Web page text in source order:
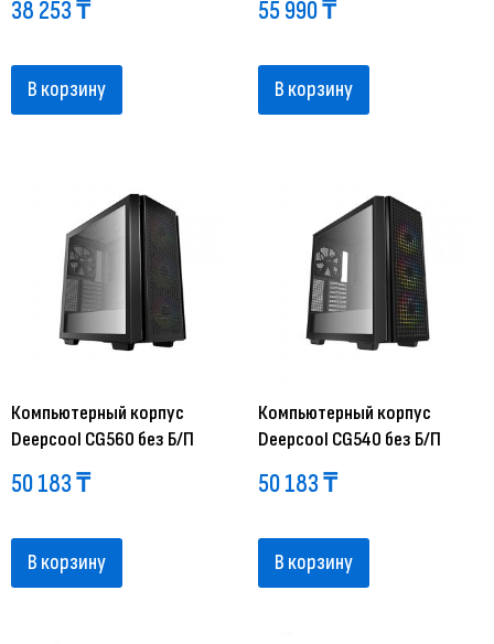
38 253₸
В корзину
55 990₸
В корзину
Компьютерный корпус
Deepcool CG560 без Б/П
50 183₸
В корзину
Компьютерный корпус
Deepcool CG540 без Б/П
50 183₸
В корзину